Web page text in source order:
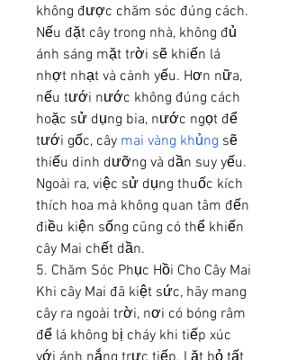
không được chăm sóc đúng cách.
Nếu đặt cây trong nhà, không đủ
ánh sáng mặt trời sẽ khiến lá
nhợt nhạt và cành yếu. Hơn nữa,
nếu tưới nước không đúng cách
hoặc sử dụng bia, nước ngọt để
tưới gốc, cây mai vàng khủng sẽ
thiếu dinh dưỡng và dần suy yếu.
Ngoài ra, việc sử dụng thuốc kích
thích hoa mà không quan tâm đến
điều kiện sống cũng có thể khiến
cây Mai chết dần.
5. Chăm Sóc Phục Hồi Cho Cây Mai
Khi cây Mai đã kiệt sức, hãy mang
cây ra ngoài trời, nơi có bóng râm
để lá không bị cháy khi tiếp xúc